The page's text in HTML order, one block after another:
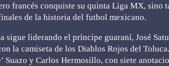
francés conquiste su quinta Liga MX, sino
de la historia del futbol mexicano.
sigue liderando el príncipe guaraní, José
la camiseta de los Diablos Rojos del
Suazo y Carlos Hermosillo, con siete